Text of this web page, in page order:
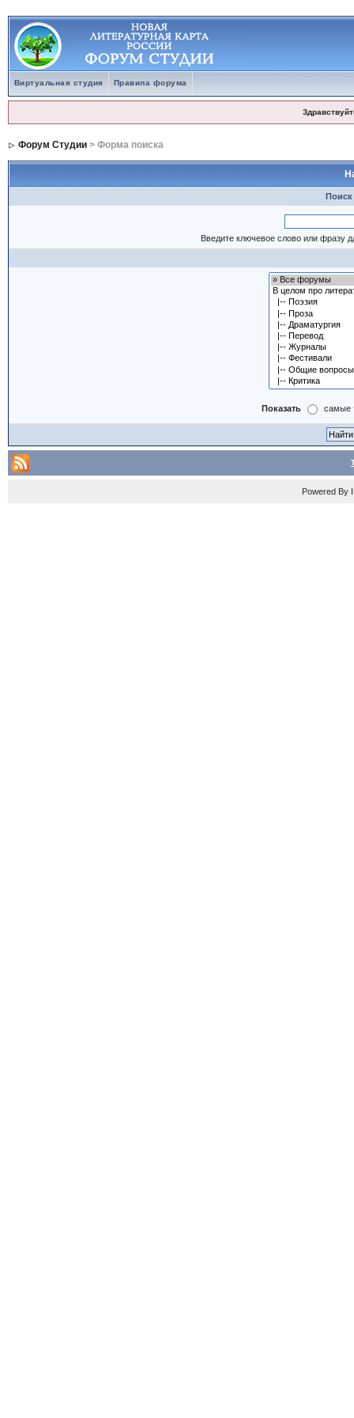
Виртуальная студия Правила форума
Форум Студии> Форма поиска
Введите ключевое слово или фразу
Показать самые
Powered By